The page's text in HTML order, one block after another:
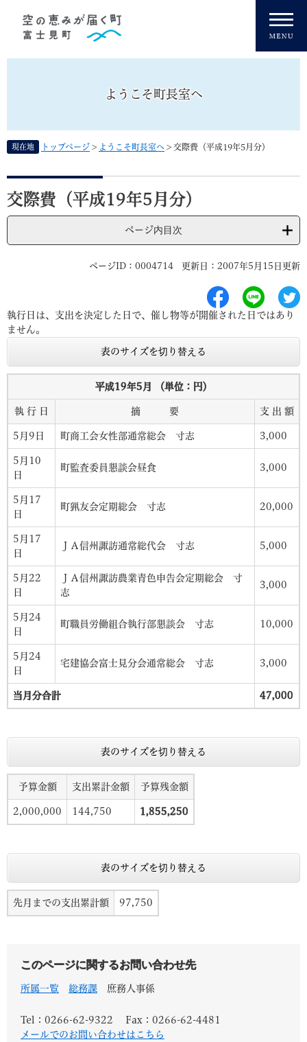
ようこそ町長室へ
現在地 トップページ > ようこそ町長室へ > 交際費（平成19年5月分）
本
文
交際費（平成19年5月分）
ページ内目次
ページID：0004714 更新日：2007年5月15日更新
執行日は、支出を決定した日で、催し物等が開催された日ではあり
ません。
表のサイズを切り替える
平成19年5月 （単位：円）
執 行 日 摘 要 支 出 額
5月9日 町商工会女性部通常総会 寸志 3,000
5月10
日
町監査委員懇談会昼食 3,000
5月17
日
町猟友会定期総会 寸志 20,000
5月17
日
ＪＡ信州諏訪通常総代会 寸志 5,000
5月22
日
ＪＡ信州諏訪農業青色申告会定期総会 寸
志
3,000
5月24
日
町職員労働組合執行部懇談会 寸志 10,000
5月24
日
宅建協会富士見分会通常総会 寸志 3,000
当月分合計 47,000
表のサイズを切り替える
予算金額 支出累計金額 予算残金額
2,000,000 144,750 1,855,250
表のサイズを切り替える
先月までの支出累計額 97,750
このページに関するお問い合わせ先
所属一覧 総務課 庶務人事係
Tel：0266-62-9322
Fax：0266-62-4481
メールでのお問い合わせはこちら